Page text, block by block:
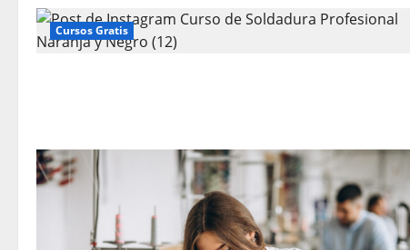
Cursos Gratis